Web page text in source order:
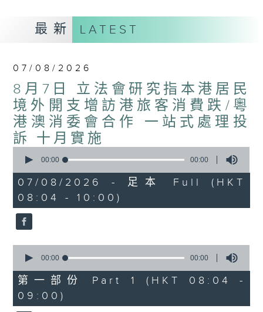
聽眾提供最新資訊以迎接新的一天。
監製：林嘉瑜
最新 LATEST
07/08/2026
8月7日 立法會研究指本港居民
境外開支增訪港旅客消費跌/粵
港澳消委會合作 一站式處理投
訴 十月實施
seconds
0
seconds
00:00 00:00
07/08/2026 - 足本 Full (HKT
08:04 - 10:00)
seconds
0
seconds
00:00 00:00
第一部份 Part 1 (HKT 08:04 -
09:00)